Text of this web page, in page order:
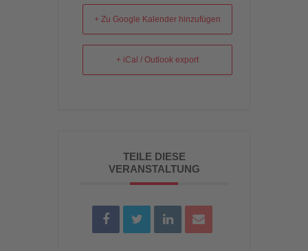
+ Zu Google Kalender hinzufügen
+ iCal / Outlook export
TEILE DIESE
VERANSTALTUNG